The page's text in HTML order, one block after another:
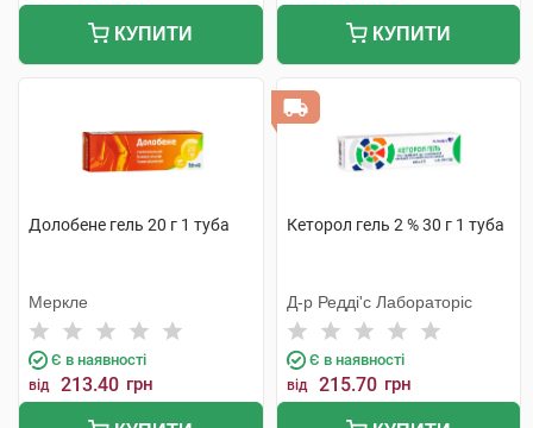
КУПИТИ КУПИТИ
Долобене гель 20 г 1 туба
Меркле
Є в наявності
від 213.40 грн
Кеторол гель 2 % 30 г 1 туба
Д-р Редді'с Лабораторіс
Є в наявності
від 215.70 грн